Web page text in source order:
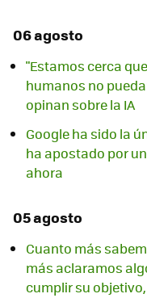
06 agosto
"Estamos cerca
humanos no
opinan sobre la IA
Google ha sido la
ha apostado por
ahora
05 agosto
Cuanto más
más aclaramos
cumplir su